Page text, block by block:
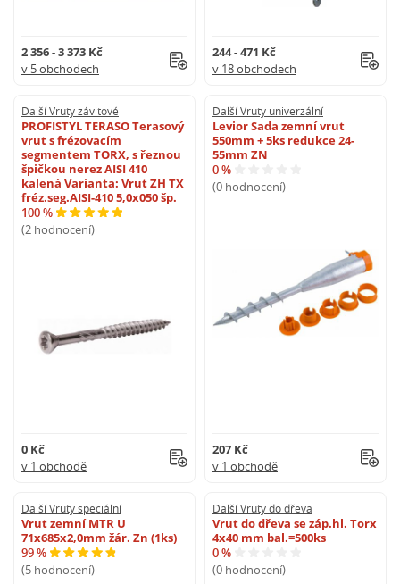
2 356 - 3 373 Kč
v 5 obchodech
244 - 471 Kč
v 18 obchodech
Další Vruty závitové
PROFISTYL TERASO Terasový
vrut s frézovacím
segmentem TORX, s řeznou
špičkou nerez AISI 410
kalená Varianta: Vrut ZH TX
fréz.seg.AISI-410 5,0x050 šp.
100 %
(2 hodnocení)
0 Kč
v 1 obchodě
Další Vruty univerzální
Levior Sada zemní vrut
550mm + 5ks redukce 24-
55mm ZN
0 %
(0 hodnocení)
207 Kč
v 1 obchodě
Další Vruty speciální
Vrut zemní MTR U
71x685x2,0mm žár. Zn (1ks)
99 %
(5 hodnocení)
Další Vruty do dřeva
Vrut do dřeva se záp.hl. Torx
4x40 mm bal.=500ks
0 %
(0 hodnocení)